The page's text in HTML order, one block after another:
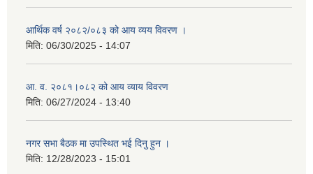
आर्थिक वर्ष २०८२/०८३ को आय व्यय विवरण ।
मिति: 06/30/2025 - 14:07
आ. व. २०८१।०८२ को आय व्याय विवरण
मिति: 06/27/2024 - 13:40
नगर सभा बैठक मा उपस्थित भई दिनु हुन ।
मिति: 12/28/2023 - 15:01